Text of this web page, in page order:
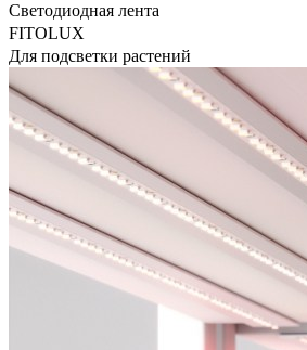
Светодиодная лента
FITOLUX
Для подсветки растений